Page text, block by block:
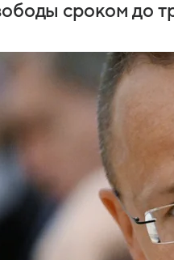
сроком до